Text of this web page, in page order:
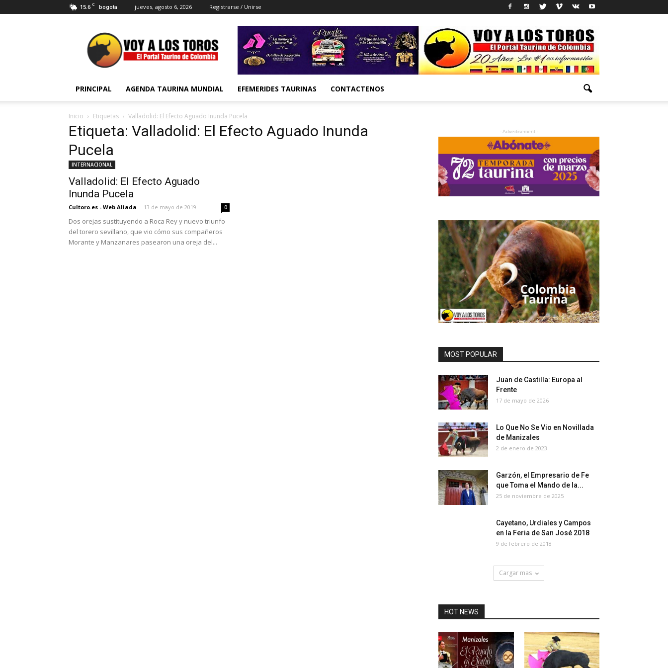
15.6 C bogota jueves, agosto 6, 2026 Registrarse / Unirse
Voy
a
Los
Toros
PRINCIPAL AGENDA TAURINA MUNDIAL EFEMERIDES TAURINAS CONTACTENOS
Inicio Etiquetas Valladolid: El Efecto Aguado Inunda Pucela
Etiqueta: Valladolid: El Efecto Aguado Inunda
Pucela
INTERNACIONAL
Valladolid: El Efecto Aguado
Inunda Pucela
Cultoro.es - Web Aliada - 13 de mayo de 2019 0
Dos orejas sustituyendo a Roca Rey y nuevo triunfo
del torero sevillano, que vio cómo sus compañeros
Morante y Manzanares pasearon una oreja del...
- Advertisement -
MOST POPULAR
Juan de Castilla: Europa al
Frente
17 de mayo de 2026
Lo Que No Se Vio en Novillada
de Manizales
2 de enero de 2023
Garzón, el Empresario de Fe
que Toma el Mando de la...
25 de noviembre de 2025
Cayetano, Urdiales y Campos
en la Feria de San José 2018
9 de febrero de 2018
Cargar mas
HOT NEWS